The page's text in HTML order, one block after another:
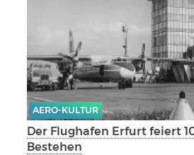
AERO-KULTUR
Der Flughafen Erfurt feiert
Bestehen